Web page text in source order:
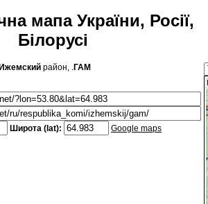
мапа України, Росії,
Білорусі
Ижемский район, .ГАМ
Широта (lat): Google maps